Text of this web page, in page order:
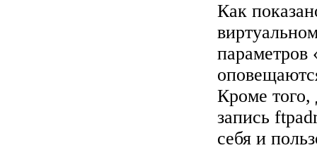
Как
параметров
Кроме
запись
себя и